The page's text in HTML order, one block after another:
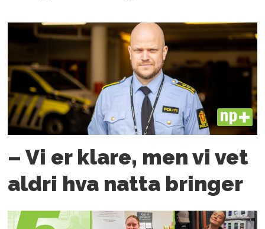
PLUS
– Vi er klare, men vi vet
aldri hva natta bringer